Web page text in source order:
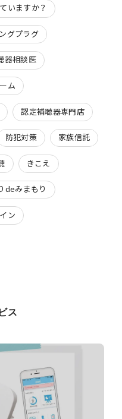
いますか？
グプラグ
器相談医
ム
認定補聴器専門店
防犯対策 家族信託
きこえ
deみまもり
ン
ス